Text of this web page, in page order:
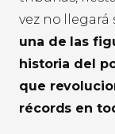
vez no llegará
una de las
historia del
que
récords en